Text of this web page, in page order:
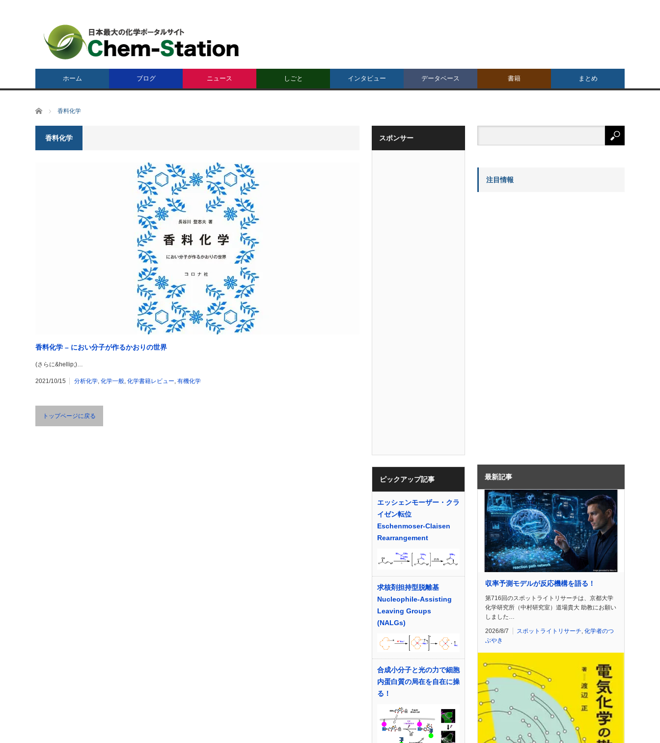
ホーム ブログ ニュース しごと インタビュー データベース 書籍 まとめ
ホーム 香料化学
香料化学
香料化学 – におい分子が作るかおりの世界
(さらに&hellip;)…
2021/10/15 分析化学, 化学一般, 化学書籍レビュー, 有機化学
トップページに戻る
スポンサー
ピックアップ記事
エッシェンモーザー・クラ
イゼン転位
Eschenmoser-Claisen
Rearrangement
求核剤担持型脱離基
Nucleophile-Assisting
Leaving Groups
(NALGs)
合成小分子と光の力で細胞
内蛋白質の局在を自在に操
る！
注目情報
最新記事
収率予測モデルが反応機構を語る！
第716回のスポットライトリサーチは、京都大学
化学研究所（中村研究室）道場貴大 助教にお願い
しました…
2026/8/7 スポットライトリサーチ 化学者のつ
ぶやき